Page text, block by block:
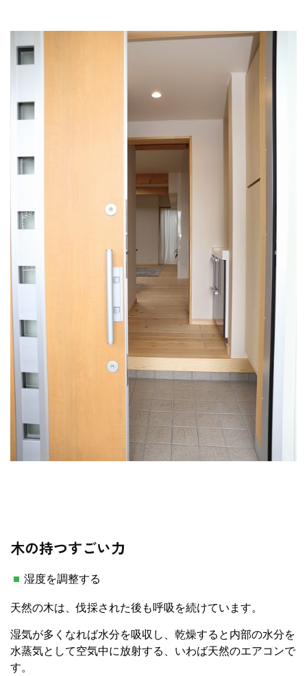
木の持つすごい力
湿度を調整する
天然の木は、伐採された後も呼吸を続けています。
湿気が多くなれば水分を吸収し、乾燥すると内部の水分を
水蒸気として空気中に放射する、いわば天然のエアコンで
す。